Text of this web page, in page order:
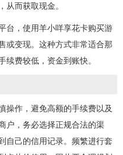
从而获取现金。
台，使用羊小咩享花卡购买游
或变现。这种方式非常适合那
续费较低，资金到账快。
操作，避免高额的手续费以及
户，务必选择正规合法的渠
自己的信用记录。频繁进行套